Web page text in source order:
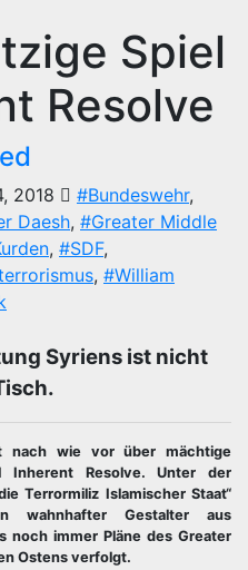
Spiel
Resolve
2018 #Bundeswehr,
Daesh, #Greater Middle
, #SDF,
, #William
Syriens ist nicht
nach wie vor über mächtige
Inherent Resolve. Unter der
Terrormiliz Islamischer Staat“
wahnhafter Gestalter aus
noch immer Pläne des Greater
Ostens verfolgt.